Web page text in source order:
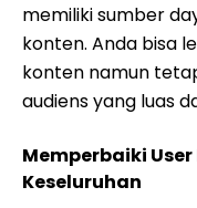
memiliki sumber
konten. Anda bisa
konten namun
audiens yang luas
Memperbaiki
Keseluruhan